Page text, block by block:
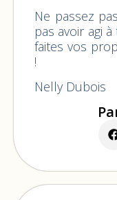
Ne passez
pas avoir agi
faites vos
!
Nelly Dubois